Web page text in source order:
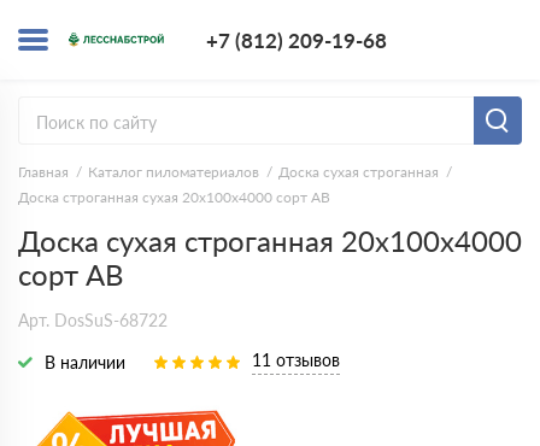
+7 (812) 209-19-68
Главная Каталог пиломатериалов
Доска сухая строганная
Доска строганная сухая 20х100х4000 сорт AB
Доска сухая строганная 20х100х4000
сорт AB
Арт. DosSuS-68722
В наличии 11 отзывов